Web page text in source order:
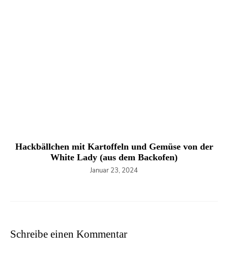
Hackbällchen mit Kartoffeln und Gemüse von der
White Lady (aus dem Backofen)
Januar 23, 2024
Schreibe einen Kommentar